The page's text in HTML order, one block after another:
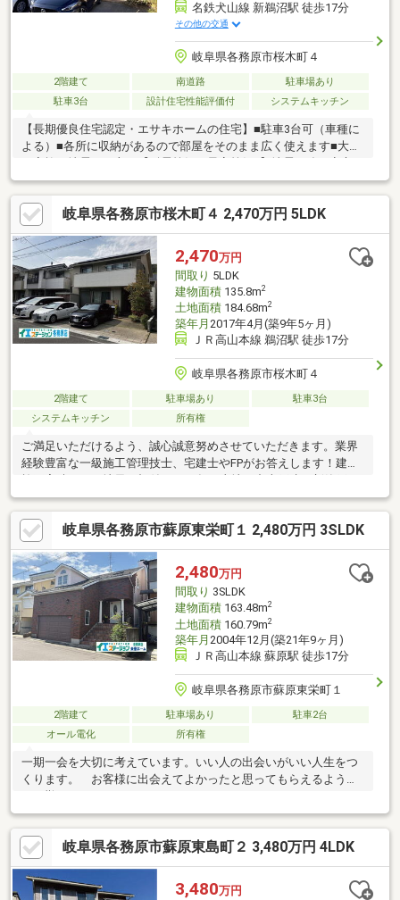
名鉄犬山線 新鵜沼駅 徒歩17分
その他の交通
岐阜県各務原市桜木町４
2階建て 南道路
駐車場あり
駐車3台
設計住宅性能評価付 システムキッチン
【長期優良住宅認定・エサキホームの住宅】■駐車3台可（車種に
よる）■各所に収納があるので部屋をそのまま広く使えます■大切
住まいです。■多目的収納、パントリー、ウォークインクローゼ
ットがあり収納が豊富
岐阜県各務原市桜木町４ 2,470万円 5LDK
2,470万円
間取り 5LDK
建物面積135.8m2
土地面積184.68m2
築年月 2017年4月(築9年5ヶ月)
ＪＲ高山本線 鵜沼駅 徒歩17分
岐阜県各務原市桜木町４
2階建て 駐車場あり
駐車3台
システムキッチン
所有権
ご満足いただけるよう、誠心誠意努めさせていただきます。業界
経験豊富な一級施工管理技士、宅建士やFPがお答えします！建築
施工実績あり、地元に根付いて20年！土地・中古戸建・新築戸
建・中古マンション・事業用物件を取り扱っております。各務原
市専門の未来ホームまでお気軽にお問い合わせくださいませ。
岐阜県各務原市蘇原東栄町１ 2,480万円 3SLDK
2,480万円
間取り 3SLDK
建物面積163.48m2
土地面積160.79m2
築年月 2004年12月(築21年9ヶ月)
ＪＲ高山本線 蘇原駅 徒歩17分
岐阜県各務原市蘇原東栄町１
2階建て 駐車場あり
駐車2台
オール電化
所有権
一期一会を大切に考えています。いい人の出会いがいい人生をつ
くります。 お客様に出会えてよかったと思ってもらえるよう、
岐阜県各務原市蘇原東島町２ 3,480万円 4LDK
3,480万円